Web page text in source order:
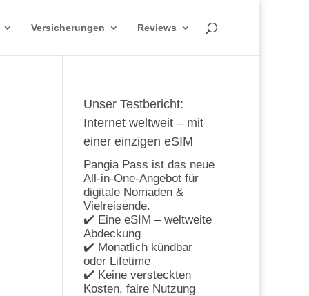
Versicherungen Reviews
Unser Testbericht:
Internet weltweit – mit
einer einzigen eSIM
Pangia Pass ist das neue
All-in-One-Angebot für
digitale Nomaden &
Vielreisende.
✔️ Eine eSIM – weltweite
Abdeckung
✔️ Monatlich kündbar
oder Lifetime
✔️ Keine versteckten
Kosten, faire Nutzung